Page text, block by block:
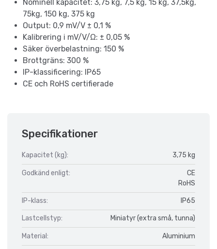
Nominell kapacitet: 3,75 kg, 7,5 kg, 15 kg, 37,5kg,
75kg, 150 kg, 375 kg
Output: 0,9 mV/V ± 0,1 %
Kalibrering i mV/V/Ω: ± 0,05 %
Säker överbelastning: 150 %
Brottgräns: 300 %
IP-klassificering: IP65
CE och RoHS certifierade
Specifikationer
Kapacitet (kg): 3,75 kg
Godkänd enligt:
CE
RoHS
IP-klass: IP65
Lastcellstyp: Miniatyr (extra små, tunna)
Material: Aluminium